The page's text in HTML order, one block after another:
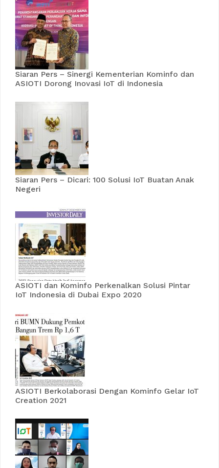
Siaran Pers – Sinergi Kementerian Kominfo dan
ASIOTI Dorong Inovasi IoT di Indonesia
Siaran Pers – Dicari: 100 Solusi IoT Buatan Anak
Negeri
ASIOTI dan Kominfo Perkenalkan Solusi Pintar
IoT Indonesia di Dubai Expo 2020
ASIOTI Berkolaborasi Dengan Kominfo Gelar IoT
Creation 2021